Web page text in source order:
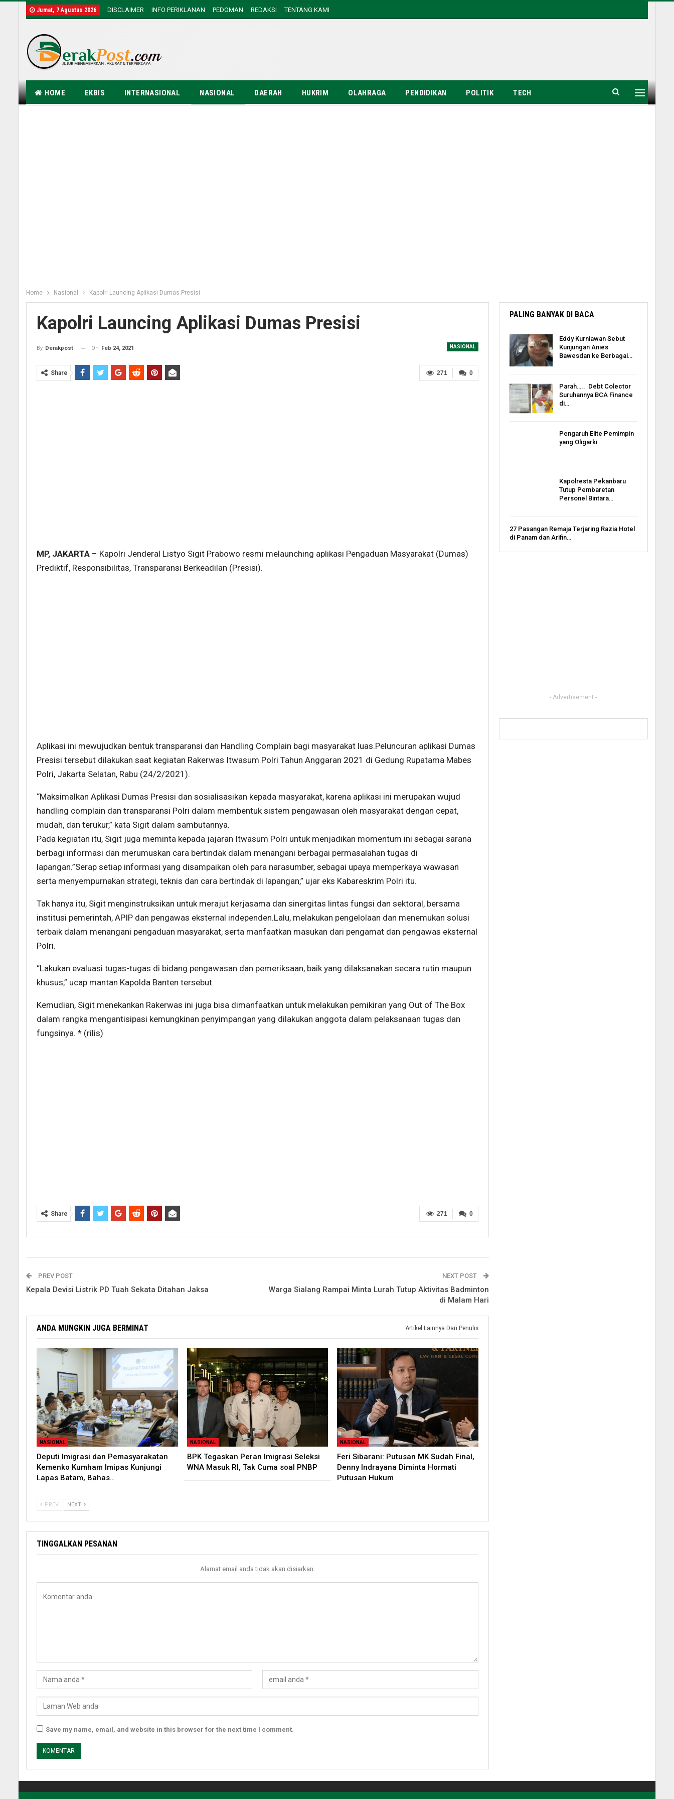
Jumat, 7 Agustus 2026 DISCLAIMER INFO PERIKLANAN PEDOMAN REDAKSI TENTANG KAMI
HOME EKBIS INTERNASIONAL NASIONAL DAERAH HUKRIM OLAHRAGA PENDIDIKAN POLITIK TECH
Home Nasional Kapolri Launcing Aplikasi Dumas Presisi
Kapolri Launcing Aplikasi Dumas Presisi
NASIONAL
By Derakpost On Feb 24, 2021
0
271
Share
MP, JAKARTA – Kapolri Jenderal Listyo Sigit Prabowo resmi melaunching aplikasi Pengaduan Masyarakat (Dumas)
Prediktif, Responsibilitas, Transparansi Berkeadilan (Presisi).
Aplikasi ini mewujudkan bentuk transparansi dan Handling Complain bagi masyarakat luas.Peluncuran aplikasi Dumas
Presisi tersebut dilakukan saat kegiatan Rakerwas Itwasum Polri Tahun Anggaran 2021 di Gedung Rupatama Mabes
Polri, Jakarta Selatan, Rabu (24/2/2021).
“Maksimalkan Aplikasi Dumas Presisi dan sosialisasikan kepada masyarakat, karena aplikasi ini merupakan wujud
handling complain dan transparansi Polri dalam membentuk sistem pengawasan oleh masyarakat dengan cepat,
mudah, dan terukur,” kata Sigit dalam sambutannya.
Pada kegiatan itu, Sigit juga meminta kepada jajaran Itwasum Polri untuk menjadikan momentum ini sebagai sarana
berbagi informasi dan merumuskan cara bertindak dalam menangani berbagai permasalahan tugas di
lapangan.”Serap setiap informasi yang disampaikan oleh para narasumber, sebagai upaya memperkaya wawasan
serta menyempurnakan strategi, teknis dan cara bertindak di lapangan,” ujar eks Kabareskrim Polri itu.
Tak hanya itu, Sigit menginstruksikan untuk merajut kerjasama dan sinergitas lintas fungsi dan sektoral, bersama
institusi pemerintah, APIP dan pengawas eksternal independen.Lalu, melakukan pengelolaan dan menemukan solusi
terbaik dalam menangani pengaduan masyarakat, serta manfaatkan masukan dari pengamat dan pengawas eksternal
Polri.
“Lakukan evaluasi tugas-tugas di bidang pengawasan dan pemeriksaan, baik yang dilaksanakan secara rutin maupun
khusus,” ucap mantan Kapolda Banten tersebut.
Kemudian, Sigit menekankan Rakerwas ini juga bisa dimanfaatkan untuk melakukan pemikiran yang Out of The Box
dalam rangka mengantisipasi kemungkinan penyimpangan yang dilakukan anggota dalam pelaksanaan tugas dan
fungsinya. * (rilis)
0
271
Share
PREV POST
Kepala Devisi Listrik PD Tuah Sekata Ditahan Jaksa
NEXT POST
Warga Sialang Rampai Minta Lurah Tutup Aktivitas Badminton
di Malam Hari
ANDA MUNGKIN JUGA BERMINAT Artikel Lainnya Dari Penulis
NASIONAL
Deputi Imigrasi dan Pemasyarakatan
Kemenko Kumham Imipas Kunjungi
Lapas Batam, Bahas…
NASIONAL
BPK Tegaskan Peran Imigrasi Seleksi
WNA Masuk RI, Tak Cuma soal PNBP
NASIONAL
Feri Sibarani: Putusan MK Sudah Final,
Denny Indrayana Diminta Hormati
Putusan Hukum
PREV NEXT
TINGGALKAN PESANAN
Alamat email anda tidak akan disiarkan.
Save my name, email, and website in this browser for the next time I comment.
PALING BANYAK DI BACA
Eddy Kurniawan Sebut
Kunjungan Anies
Bawesdan ke Berbagai…
Parah….. Debt Colector
Suruhannya BCA Finance
di…
Pengaruh Elite Pemimpin
yang Oligarki
Kapolresta Pekanbaru
Tutup Pembaretan
Personel Bintara…
27 Pasangan Remaja Terjaring Razia Hotel
di Panam dan Arifin…
- Advertisement -